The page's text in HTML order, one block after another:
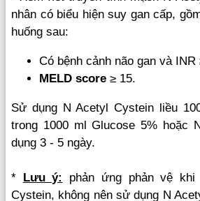
nhân có biểu hiện suy gan cấp,
huống sau:
Có bệnh cảnh não gan và INR
MELD score ≥ 15.
Sử dụng N Acetyl Cystein liều
trong 1000 ml Glucose 5% hoặc
dụng 3 - 5 ngày.
* Lưu ý:
phản ứng phản vệ
Cystein, không nên sử dụng N